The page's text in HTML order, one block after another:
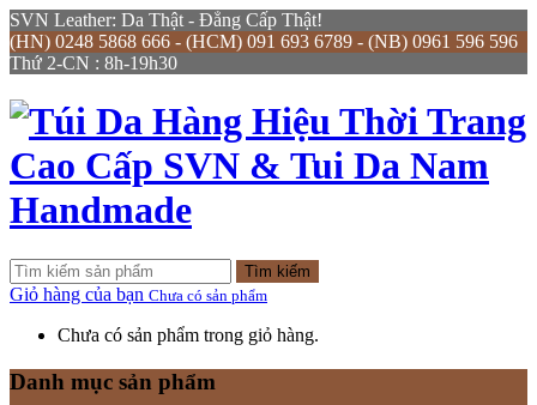
SVN Leather: Da Thật - Đẳng Cấp Thật!
(HN) 0248 5868 666 - (HCM) 091 693 6789 - (NB) 0961 596 596
Thứ 2-CN : 8h-19h30
Tìm kiếm
Giỏ hàng của bạn Chưa có sản phẩm
Chưa có sản phẩm trong giỏ hàng.
Danh mục sản phẩm